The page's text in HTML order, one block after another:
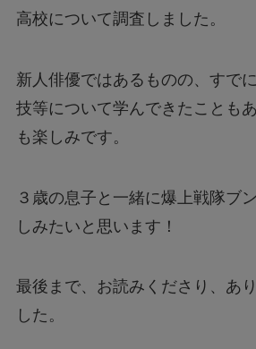
高校について調査しました。
新人俳優ではあるものの、すで
技等について学んできたことも
も楽しみです。
３歳の息子と一緒に爆上戦隊ブ
しみたいと思います！
最後まで、お読みくださり、あ
した。